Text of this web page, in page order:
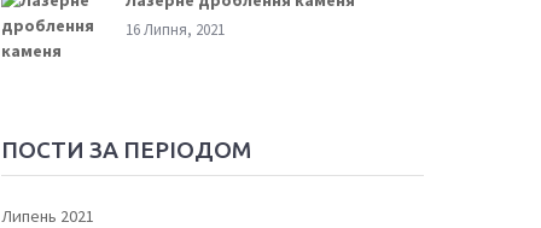
16 Липня, 2021
ПОСТИ ЗА ПЕРІОДОМ
Липень 2021